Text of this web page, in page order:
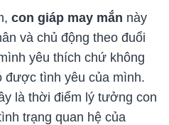
con giáp may mắn này
và chủ động theo đuổi
yêu thích chứ không
tình yêu của mình.
là thời điểm lý tưởng con
trạng quan hệ của